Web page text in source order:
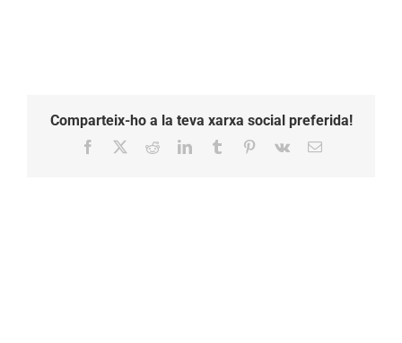
Comparteix-ho a la teva xarxa social preferida!
Facebook RedditLinkedInTumblr Pinterest
Vk Email: